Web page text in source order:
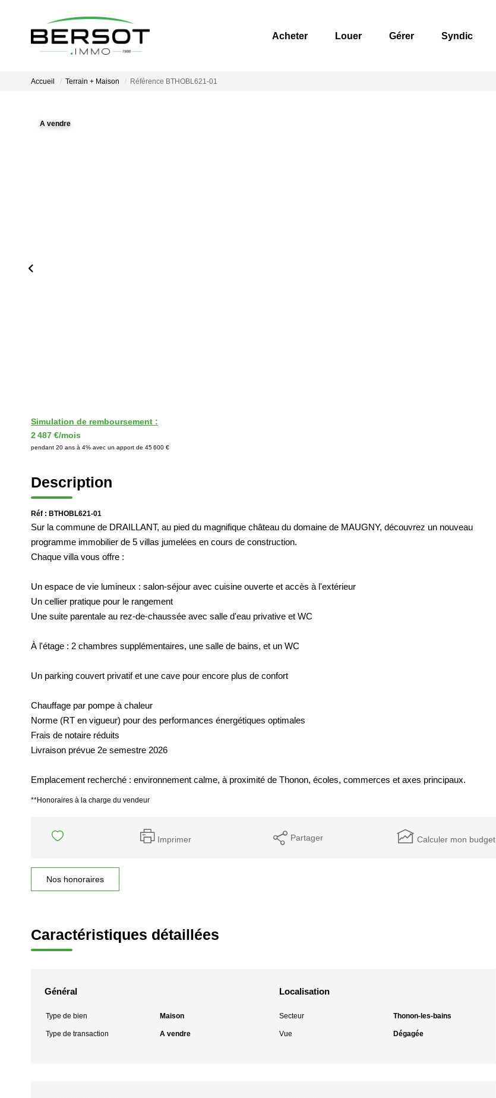
Acheter Louer Gérer Syndic
Accueil Terrain + Maison Référence BTHOBL621-01
A vendre
Simulation de remboursement :
2 487 €/mois
pendant 20 ans à 4% avec un apport de 45 600 €
Description
Réf : BTHOBL621-01
Sur la commune de DRAILLANT, au pied du magnifique château du domaine de MAUGNY, découvrez un nouveau
programme immobilier de 5 villas jumelées en cours de construction.
Chaque villa vous offre :
Un espace de vie lumineux : salon-séjour avec cuisine ouverte et accès à l'extérieur
Un cellier pratique pour le rangement
Une suite parentale au rez-de-chaussée avec salle d'eau privative et WC
À l'étage : 2 chambres supplémentaires, une salle de bains, et un WC
Un parking couvert privatif et une cave pour encore plus de confort
Chauffage par pompe à chaleur
Norme (RT en vigueur) pour des performances énergétiques optimales
Frais de notaire réduits
Livraison prévue 2e semestre 2026
Emplacement recherché : environnement calme, à proximité de Thonon, écoles, commerces et axes principaux.
**Honoraires à la charge du vendeur
Imprimer Partager Calculer mon budget
Nos honoraires
Caractéristiques détaillées
Général
Type de bien Maison
Type de transaction A vendre
Localisation
Secteur Thonon-les-bains
Vue Dégagée